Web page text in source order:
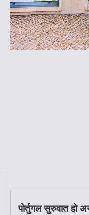
पोर्तुगल सुरुवात हो